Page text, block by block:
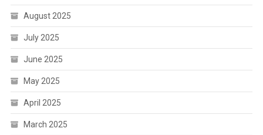
August 2025
July 2025
June 2025
May 2025
April 2025
March 2025